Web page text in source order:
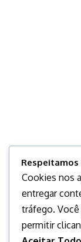
Cookies nos
entregar
tráfego.
permitir